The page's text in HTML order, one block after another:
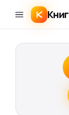
Книг